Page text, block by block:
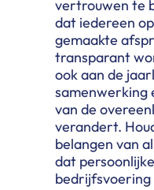
vertrouwen te
dat iedereen
gemaakte
transparant
ook aan de
samenwerking
van de
verandert.
belangen van
dat
bedrijfsvoering